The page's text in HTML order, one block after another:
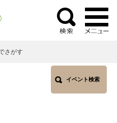
検
索
さがす
イベント検索